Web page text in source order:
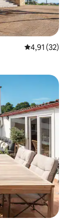
Note
4,91 (32)